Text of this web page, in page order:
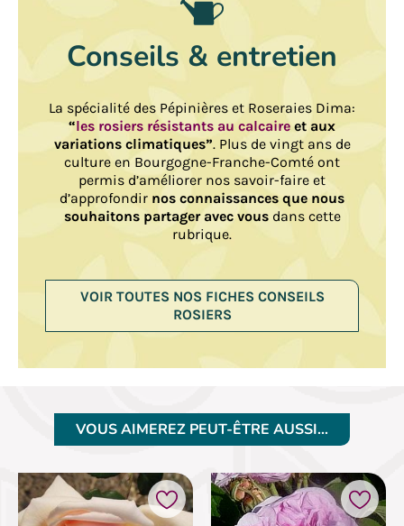
Conseils & entretien
La spécialité des Pépinières et Roseraies Dima:
“les rosiers résistants au calcaire et aux
variations climatiques”. Plus de vingt ans de
culture en Bourgogne-Franche-Comté ont
permis d’améliorer nos savoir-faire et
d’approfondir nos connaissances que nous
souhaitons partager avec vousdans cette
rubrique.
VOIR TOUTES NOS FICHES CONSEILS
ROSIERS
VOUS AIMEREZ PEUT-ÊTRE AUSSI…